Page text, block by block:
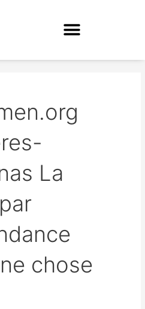
La
chose